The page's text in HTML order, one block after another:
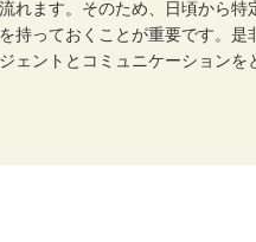
れます。そのため、日頃から特
持っておくことが重要です。是
ェントとコミュニケーションを